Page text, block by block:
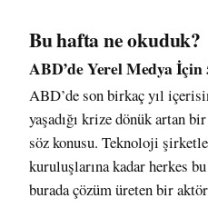
Bu hafta ne okuduk?
ABD’de Yerel Medya
ABD’de son birkaç yıl
yaşadığı krize dönük artan
söz konusu. Teknoloji
kuruluşlarına kadar herkes
burada çözüm üreten bir